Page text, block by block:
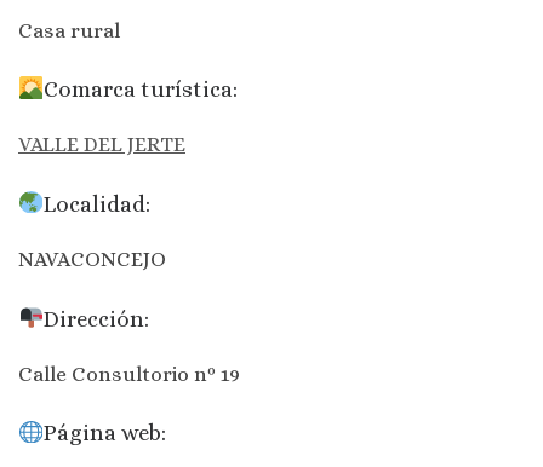
Casa rural
Comarca turística:
VALLE DEL JERTE
Localidad:
NAVACONCEJO
Dirección:
Calle Consultorio nº 19
Página web: